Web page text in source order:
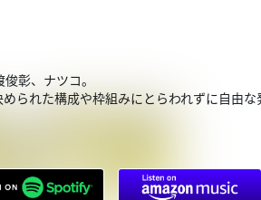
彰、ナツコ。
られた構成や枠組みにとらわれずに自由